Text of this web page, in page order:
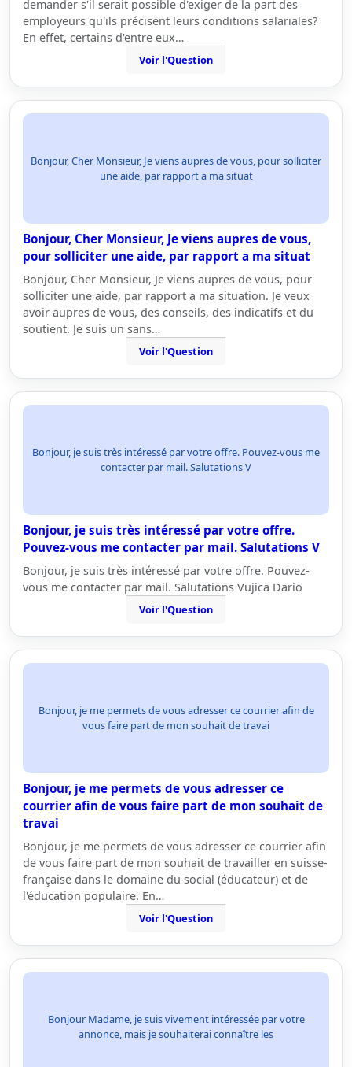
demander s'il serait possible d'exiger de la part des
employeurs qu'ils précisent leurs conditions salariales?
En effet, certains d'entre eux…
Voir l'Question
Bonjour, Cher Monsieur, Je viens aupres de vous, pour solliciter
une aide, par rapport a ma situat
Bonjour, Cher Monsieur, Je viens aupres de vous,
pour solliciter une aide, par rapport a ma situat
Bonjour, Cher Monsieur, Je viens aupres de vous, pour
solliciter une aide, par rapport a ma situation. Je veux
avoir aupres de vous, des conseils, des indicatifs et du
soutient. Je suis un sans…
Voir l'Question
Bonjour, je suis très intéressé par votre offre. Pouvez-vous me
contacter par mail. Salutations V
Bonjour, je suis très intéressé par votre offre.
Pouvez-vous me contacter par mail. Salutations V
Bonjour, je suis très intéressé par votre offre. Pouvez-
vous me contacter par mail. Salutations Vujica Dario
Voir l'Question
Bonjour, je me permets de vous adresser ce courrier afin de
vous faire part de mon souhait de travai
Bonjour, je me permets de vous adresser ce
courrier afin de vous faire part de mon souhait de
travai
Bonjour, je me permets de vous adresser ce courrier afin
de vous faire part de mon souhait de travailler en suisse-
française dans le domaine du social (éducateur) et de
l'éducation populaire. En…
Voir l'Question
Bonjour Madame, je suis vivement intéressée par votre
annonce, mais je souhaiterai connaître les